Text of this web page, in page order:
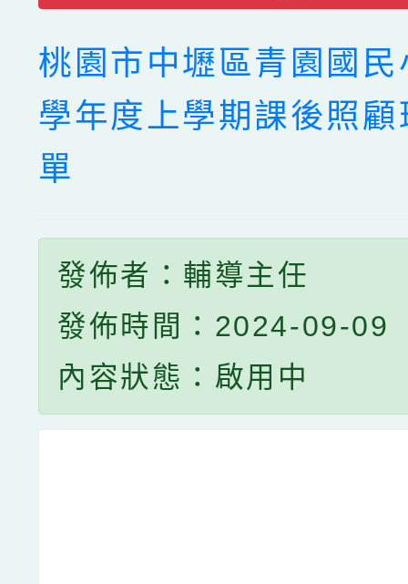
桃園市中壢區青園國
學年度上學期課後照
單
發佈者：輔導主任
發佈時間：2024-09-09
內容狀態：啟用中